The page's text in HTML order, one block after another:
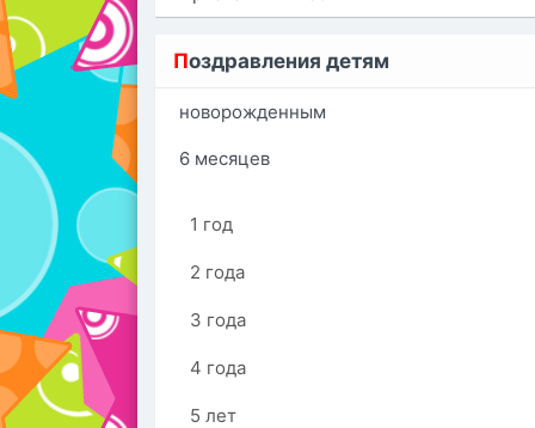
Поздравления детям
новорожденным
6 месяцев
1 год
2 года
3 года
4 года
5 лет